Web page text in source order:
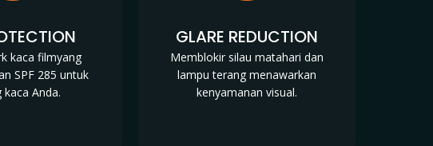
kaca filmyang
SPF 285 untuk
kaca Anda.
GLARE REDUCTION
Memblokir silau matahari dan
lampu terang menawarkan
kenyamanan visual.